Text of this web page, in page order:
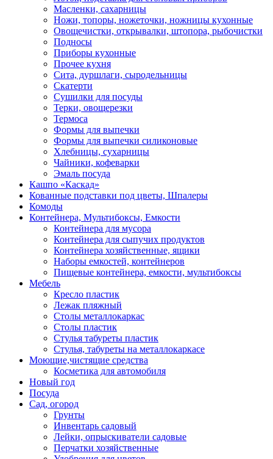
Масленки, сахарницы
Ножи, топоры, ножеточки, ножницы кухонные
Овощечистки, открывалки, штопора, рыбочистки
Подносы
Приборы кухонные
Прочее кухня
Сита, дуршлаги, сыродельницы
Скатерти
Сушилки для посуды
Терки, овощерезки
Термоса
Формы для выпечки
Формы для выпечки силиконовые
Хлебницы, сухарницы
Чайники, кофеварки
Эмаль посуда
Кашпо «Каскад»
Кованные подставки под цветы, Шпалеры
Комоды
Контейнера, Мультибоксы, Емкости
Контейнера для мусора
Контейнера для сыпучих продуктов
Контейнера хозяйственные, ящики
Наборы емкостей, контейнеров
Пищевые контейнера, емкости, мультибоксы
Мебель
Кресло пластик
Лежак пляжный
Столы металлокаркас
Столы пластик
Стулья табуреты пластик
Стулья, табуреты на металлокаркасе
Моющие,чистящие средства
Косметика для автомобиля
Новый год
Посуда
Сад, огород
Грунты
Инвентарь садовый
Лейки, опрыскиватели садовые
Перчатки хозяйственные